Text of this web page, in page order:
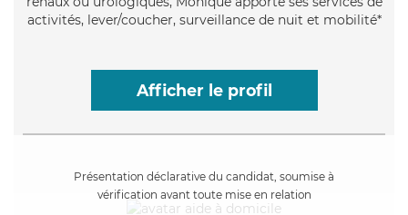
activités, lever/coucher, surveillance de nuit et mobilité*
Afficher le profil
Présentation déclarative du candidat, soumise à
vérification avant toute mise en relation